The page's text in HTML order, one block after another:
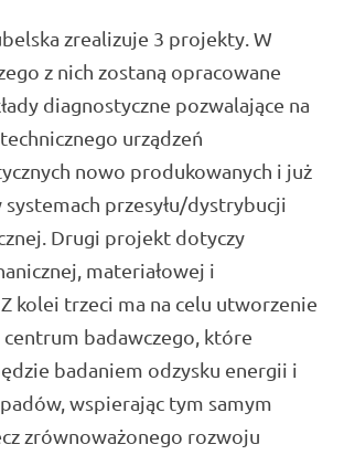
zrealizuje 3 projekty. W
z nich zostaną opracowane
diagnostyczne pozwalające na
urządzeń
nowo produkowanych i już
przesyłu/dystrybucji
Drugi projekt dotyczy
materiałowej i
kolei trzeci ma na celu utworzenie
badawczego, które
badaniem odzysku energii i
wspierając tym samym
zrównoważonego rozwoju